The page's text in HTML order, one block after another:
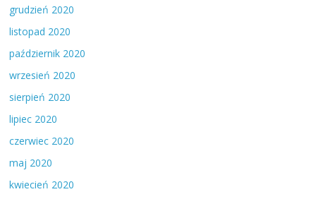
grudzień 2020
listopad 2020
październik 2020
wrzesień 2020
sierpień 2020
lipiec 2020
czerwiec 2020
maj 2020
kwiecień 2020